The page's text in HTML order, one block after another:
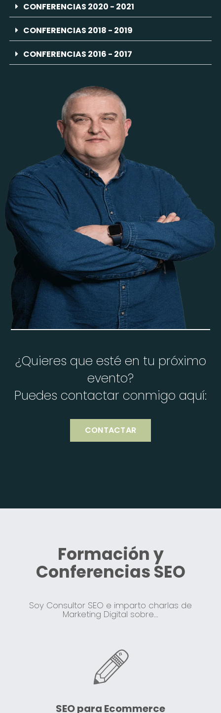
CONFERENCIAS 2020 - 2021
CONFERENCIAS 2018 - 2019
CONFERENCIAS 2016 - 2017
¿Quieres que esté en tu próximo
evento?
Puedes contactar conmigo aquí:
CONTACTAR
Formación y
Conferencias SEO
Soy Consultor SEO e imparto charlas de
Marketing Digital sobre...
SEO para Ecommerce